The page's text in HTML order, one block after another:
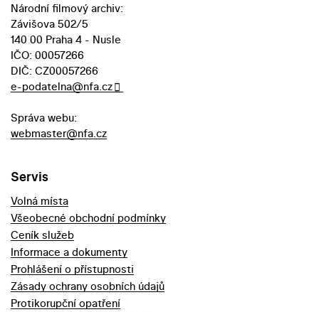
Národní filmový archiv:
Závišova 502/5
140 00 Praha 4 - Nusle
IČO: 00057266
DIČ: CZ00057266
e-podatelna@nfa.cz
Správa webu:
webmaster@nfa.cz
Servis
Volná místa
Všeobecné obchodní podmínky
Ceník služeb
Informace a dokumenty
Prohlášení o přístupnosti
Zásady ochrany osobních údajů
Protikorupční opatření